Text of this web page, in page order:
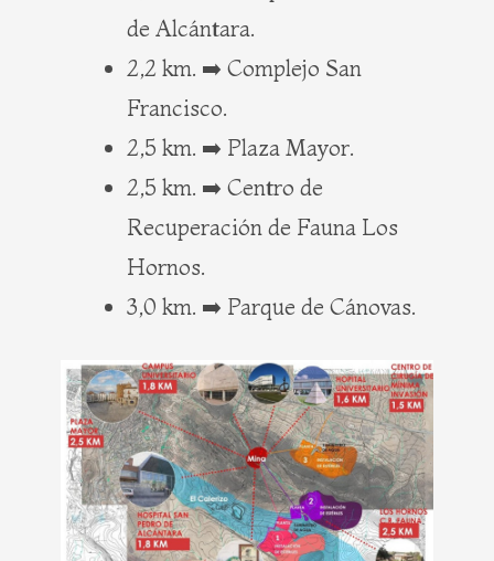
de Alcántara.
2,2 km. ➡️ Complejo San
Francisco.
2,5 km. ➡️ Plaza Mayor.
2,5 km. ➡️ Centro de
Recuperación de Fauna Los
Hornos.
3,0 km. ➡️ Parque de Cánovas.